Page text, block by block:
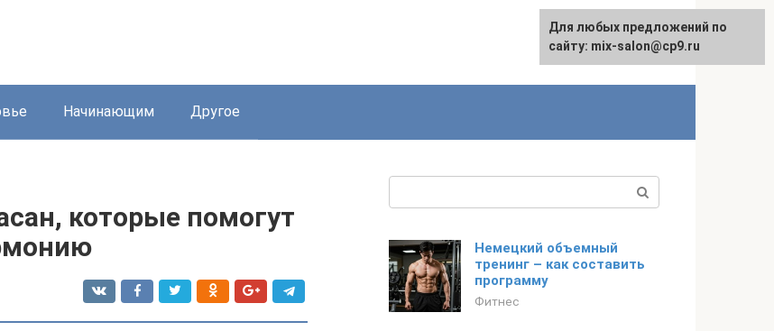
Начинающим Другое
которые помогут
Немецкий объемный
тренинг – как составить
программу
Фитнес
Для любых предложений по
сайту: mix-salon@cp9.ru